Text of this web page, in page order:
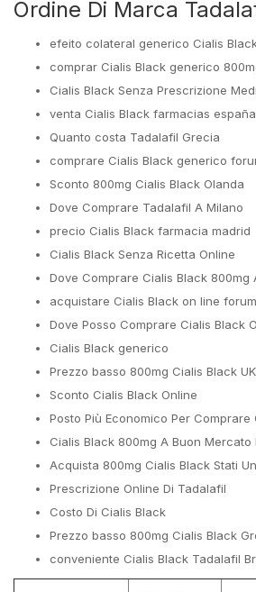
Ordine Di Marca
efeito colateral generico Cialis
comprar Cialis Black generico
Cialis Black Senza Prescrizione
venta Cialis Black farmacias españa
Quanto costa Tadalafil Grecia
comprare Cialis Black generico
Sconto 800mg Cialis Black Olanda
Dove Comprare Tadalafil A Milano
precio Cialis Black farmacia madrid
Cialis Black Senza Ricetta Online
Dove Comprare Cialis Black 800mg
acquistare Cialis Black on line forum
Dove Posso Comprare Cialis Black
Cialis Black generico
Prezzo basso 800mg Cialis Black UK
Sconto Cialis Black Online
Posto Più Economico Per Comprare
Cialis Black 800mg A Buon Mercato
Acquista 800mg Cialis Black Stati
Prescrizione Online Di Tadalafil
Costo Di Cialis Black
Prezzo basso 800mg Cialis Black
conveniente Cialis Black Tadalafil